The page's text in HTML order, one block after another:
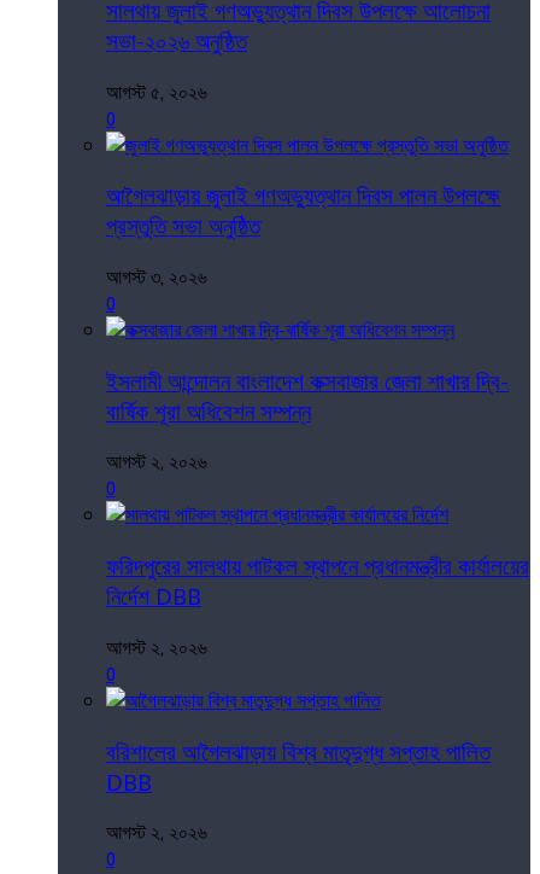
সালথায় জুলাই গণঅভ্যুত্থান দিবস উপলক্ষে আলোচনা
সভা-২০২৬ অনুষ্ঠিত
আগস্ট ৫, ২০২৬
0
আগৈলঝাড়ায় জুলাই গণঅভ্যুত্থান দিবস পালন উপলক্ষে
প্রস্তুতি সভা অনুষ্ঠিত
আগস্ট ৩, ২০২৬
0
ইসলামী আন্দোলন বাংলাদেশ কক্সবাজার জেলা শাখার দ্বি-
বার্ষিক শূরা অধিবেশন সম্পন্ন
আগস্ট ২, ২০২৬
0
ফরিদপুরের সালথায় পাটকল স্থাপনে প্রধানমন্ত্রীর কার্যালয়ের
নির্দেশ DBB
আগস্ট ২, ২০২৬
0
বরিশালের আগৈলঝাড়ায় বিশ্ব মাতৃদুগ্ধ সপ্তাহ পালিত
DBB
আগস্ট ২, ২০২৬
0